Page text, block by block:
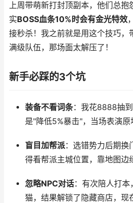
上周带萌新打封顶副本，他们总抱
实BOSS血条10%时会有金光特效
接秒杀！我之前就是用这个技巧，
满级队伍，那场面太解压了！
新手必踩的3个坑
装备不看词条：我花8888抽
是"降低5%暴击"，当场表演原
盲目加帮派：选错势力后期换
得看帮派主城位置，靠地图边
忽略NPC对话：有次陪人打本
猫，结果解锁了隐藏商店，现